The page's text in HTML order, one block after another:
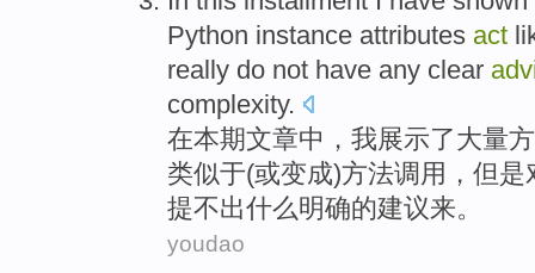
Python instance attributes act
really do not have any clear
complexity.
在本期文章中 ， 我展示了大量
类似于(或变成)方法调用 ， 但是
提不出什么明确的建议来。
youdao